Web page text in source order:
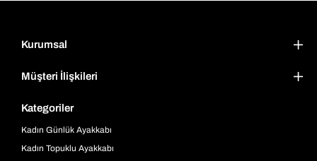
Kurumsal
Müşteri İlişkileri
Kategoriler
Kadın Günlük Ayakkabı
Kadın Topuklu Ayakkabı